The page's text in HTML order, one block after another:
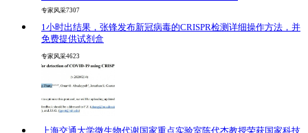
专家风采7307
1小时出结果，张锋发布新冠病毒的CRISPR检测详细操作方法，并
免费提供试剂盒
专家风采4623
上海交通大学微生物代谢国家重点实验室陈代杰教授荣获国家科技